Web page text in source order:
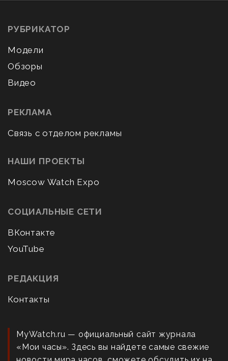
РУБРИКАТОР
Модели
Обзоры
Видео
РЕКЛАМА
Связь с отделом рекламы
НАШИ ПРОЕКТЫ
Moscow Watch Expo
СОЦИАЛЬНЫЕ СЕТИ
ВКонтакте
YouTube
РЕДАКЦИЯ
Контакты
MyWatch.ru — официальный сайт журнала
«Мои часы». Здесь вы найдете самые свежие